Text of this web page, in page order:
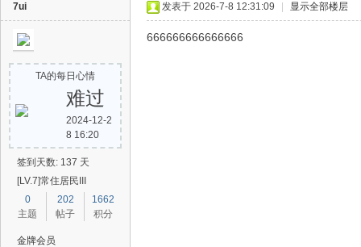
7ui
TA的每日心情
难过
2024-12-2
8 16:20
签到天数: 137 天
[LV.7]常住居民III
0
主题
202
帖子
1662
积分
金牌会员
发表于 2026-7-8 12:31:09 显示全部楼层
666666666666666